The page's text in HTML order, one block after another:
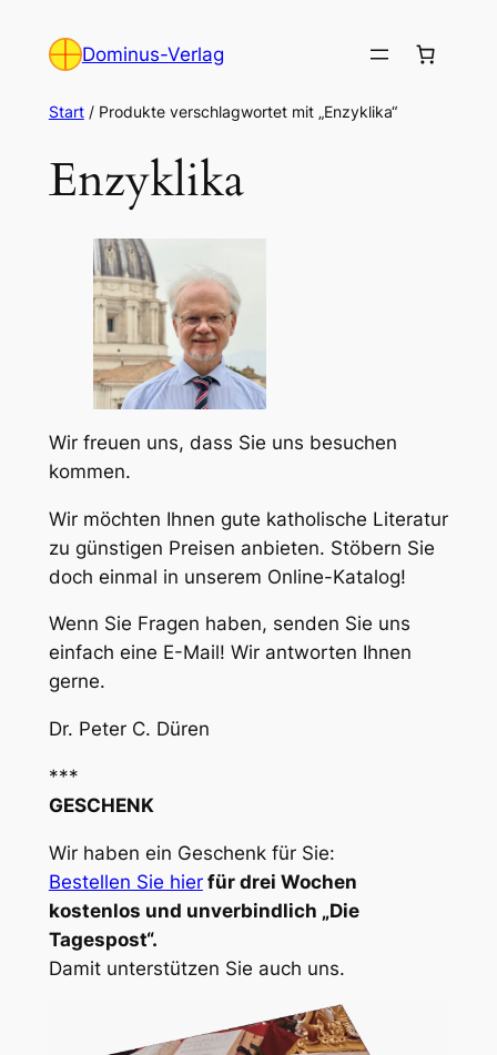
Inhalt
Dominus-Verlag
Start/ Produkte verschlagwortet mit „Enzyklika“
Enzyklika
Wir freuen uns, dass Sie uns besuchen
kommen.
Wir möchten Ihnen gute katholische Literatur
zu günstigen Preisen anbieten. Stöbern Sie
doch einmal in unserem Online-Katalog!
Wenn Sie Fragen haben, senden Sie uns
einfach eine E-Mail! Wir antworten Ihnen
gerne.
Dr. Peter C. Düren
***
GESCHENK
Wir haben ein Geschenk für Sie:
Bestellen Sie hier für drei Wochen
kostenlos und unverbindlich „Die
Tagespost“.
Damit unterstützen Sie auch uns.